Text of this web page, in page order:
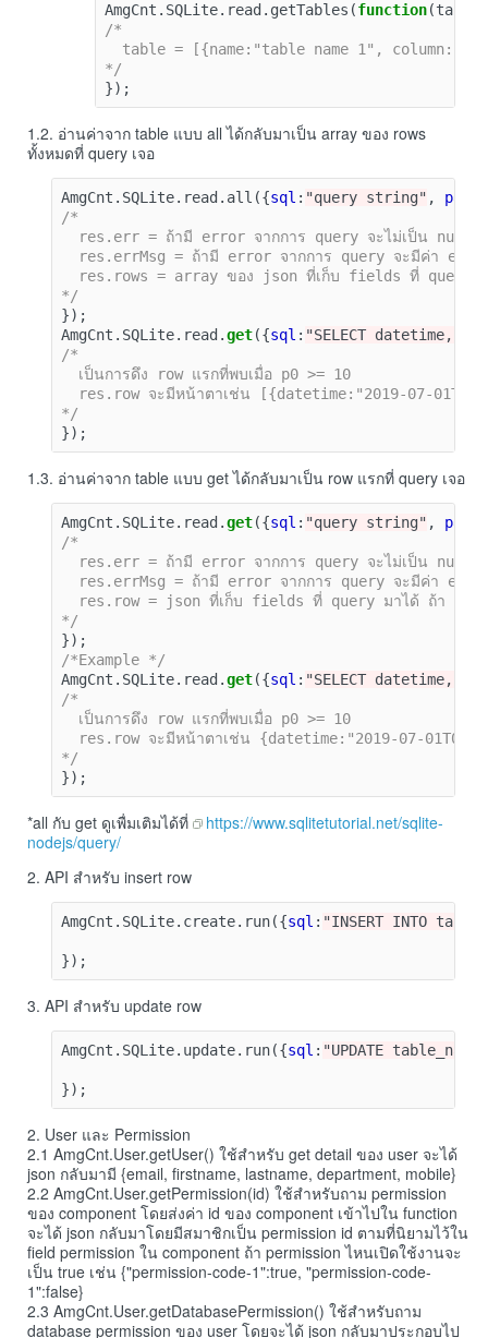
AmgCnt . SQLite. read . getTables (function(table
/*
table = [{name:"table name 1",
*/
});
1.2. อ่านค่าจาก table แบบ all ได้กลับมาเป็น array ของ rows
ทั้งหมดที่ query เจอ
AmgCnt . SQLite. read . all ({sql : "query string" ,
/*
  res.err = ถ้ามี error จากการ query จะไม่เป็น null
res.errMsg = ถ้ามี error จากการ query จะมีค่า
res.rows = array ของ json ที่เก็บ fields ที่ query
*/
});
AmgCnt . SQLite. read .get({sql : "SELECT datetime, p0,
/*
  เป็นการดึง row แรกที่พบเมื่อ p0 >= 10
res.row จะมีหน้าตาเช่น [{datetime:"2019-07-
*/
});
1.3. อ่านค่าจาก table แบบ get ได้กลับมาเป็น row แรกที่ query เจอ
AmgCnt . SQLite. read .get({sql : "query string" ,
/*
  res.err = ถ้ามี error จากการ query จะไม่เป็น null
res.errMsg = ถ้ามี error จากการ query จะมีค่า
res.row = json ที่เก็บ fields ที่ query มาได้ ถ้า
*/
});
/*Example */
AmgCnt . SQLite. read .get({sql : "SELECT datetime, p0,
/*
  เป็นการดึง row แรกที่พบเมื่อ p0 >= 10
res.row จะมีหน้าตาเช่น {datetime:"2019-07-
*/
});
*all กับ get ดูเพื่มเติมได้ที่
https://www.sqlitetutorial.net/sqlite-
nodejs/query/
2. API สำหรับ insert row
AmgCnt . SQLite. create. run({sql : "INSERT INTO
});
3. API สำหรับ update row
AmgCnt . SQLite. update. run({sql : "UPDATE
});
2. User และ Permission
2.1 AmgCnt.User.getUser() ใช้สำหรับ get detail ของ user จะได้
json กลับมามี {email, firstname, lastname, department, mobile}
2.2 AmgCnt.User.getPermission(id) ใช้สำหรับถาม permission
ของ component โดยส่งค่า id ของ component เข้าไปใน function
จะได้ json กลับมาโดยมีสมาชิกเป็น permission id ตามที่นิยามไว้ใน
field permission ใน component ถ้า permission ไหนเปิดใช้งานจะ
เป็น true เช่น {"permission-code-1":true, "permission-code-
1":false}
2.3 AmgCnt.User.getDatabasePermission() ใช้สำหรับถาม
database permission ของ user โดยจะได้ json กลับมาประกอบไป